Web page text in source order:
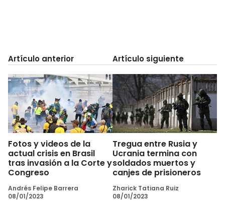
Artículo anterior
Fotos y videos de la
actual crisis en Brasil
tras invasión a la Corte y
Congreso
Andrés Felipe Barrera
08/01/2023
Artículo siguiente
Tregua entre Rusia y
Ucrania termina con
soldados muertos y
canjes de prisioneros
Zharick Tatiana Ruiz
08/01/2023